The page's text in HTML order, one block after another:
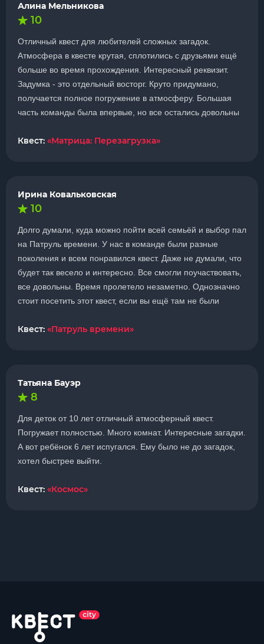
Алина Мельникова
10
Отличный квест для любителей сложных загадок.
Атмосфера в квесте крутая, сплотились с друзьями ещё
больше во время прохождения. Интересный реквизит.
Задумка - это отдельный восторг. Круто придумано,
получается полное погружение в атмосферу. Большая
часть команды была впервые, но все остались довольны
Квест: «Матрица: Перезагрузка»
Ирина Ковальковская
10
Долго думали, куда можно пойти всей семьёй и выбор пал
на Патруль времени. У нас в команде были разные
поколения и всем понравился квест. Даже не думали, что
будет так весело и интересно. Все смогли поучаствовать,
все довольны. Время пролетело незаметно. Однозначно
стоит посетить этот квест, если вы ещё там не были
Квест: «Патруль времени»
Татьяна Бауэр
8
Для деток от 10 лет отличный атмосферный квест.
Погружает полностью. Много комнат. Интересные загадки.
А вот ребёнок 6 лет испугался. Ему было не до загадок,
хотел быстрее выйти.
Квест: «Космос»